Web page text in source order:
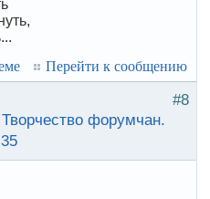
Перейти к сообщению
#8
форумчан.